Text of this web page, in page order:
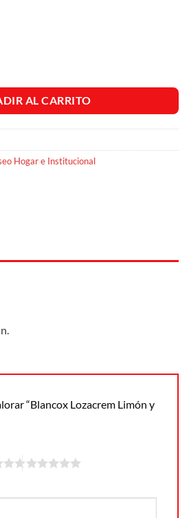
AL CARRITO
Hogar e Institucional
“Blancox Lozacrem Limón y